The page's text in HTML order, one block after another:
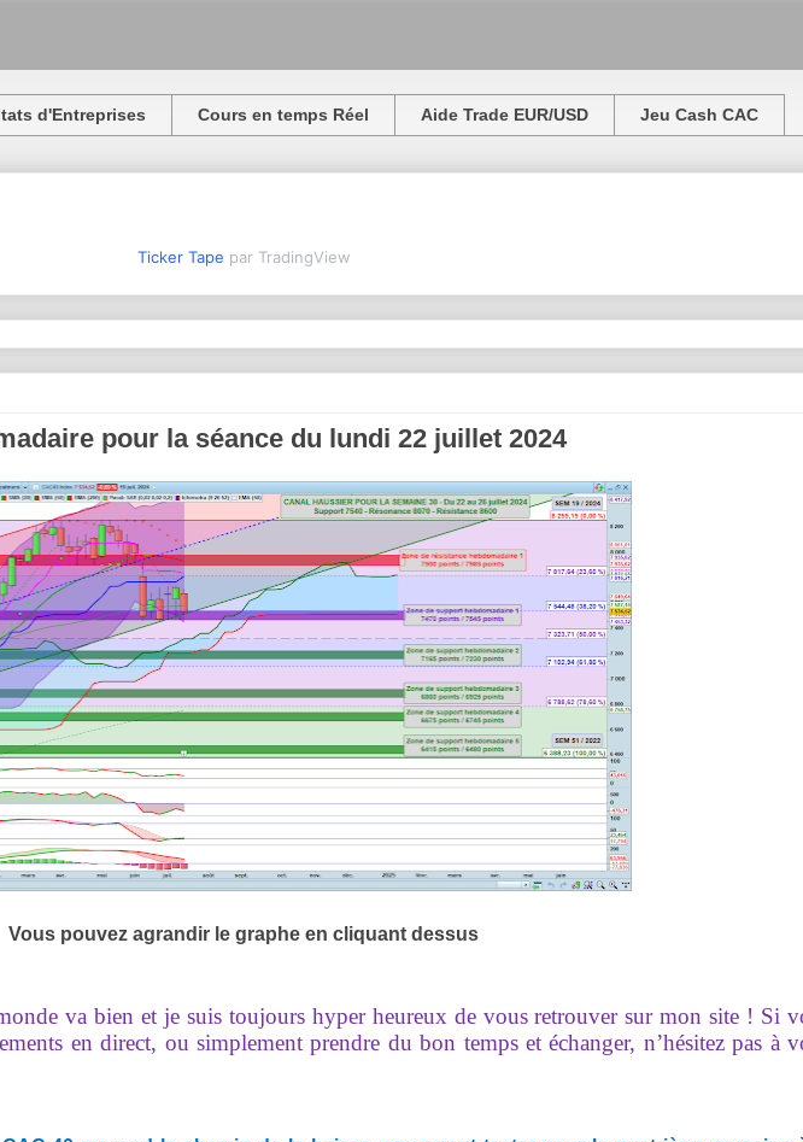
d'Entreprises Cours en temps Réel Aide Trade EUR/USD Jeu Cash CAC
Ticker Tape par TradingView
pour la séance du lundi 22 juillet 2024
Vous pouvez agrandir le graphe en cliquant dessus
va bien et je suis toujours hyper heureux de vous retrouver sur mon site ! Si
en direct, ou simplement prendre du bon temps et échanger, n’hésitez pas à